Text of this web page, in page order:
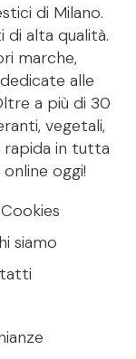
di Milano.
alta qualità.
marche,
alle
a più di 30
vegetali,
rapida in tutta
oggi!
siamo